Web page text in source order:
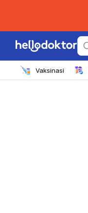
Vaksinasi